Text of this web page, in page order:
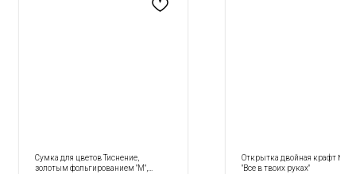
Сумка для цветов Тиснение,
золотым фольгированием "M",
Открытка двойная крафт №
"Все в твоих руках"